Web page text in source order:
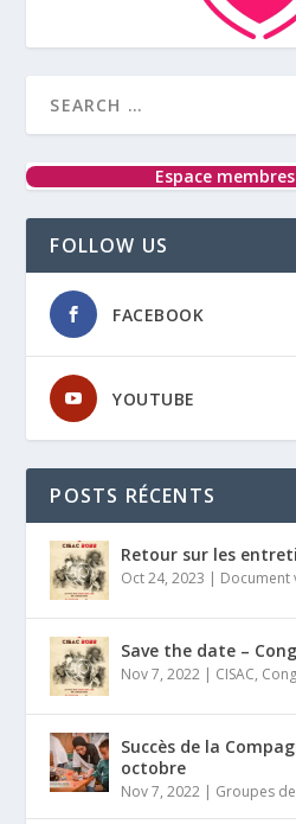
Espace
FOLLOW US
FACEBOOK
YOUTUBE
POSTS RÉCENTS
Retour sur les
Oct 24, 2023 | Document
Save the date –
Nov 7, 2022 | CISAC,
Succès de la
octobre
Nov 7, 2022 | Groupes